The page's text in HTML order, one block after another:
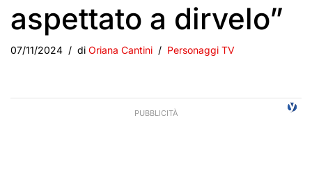
aspettato a dirvelo”
07/11/2024 di Oriana Cantini Personaggi TV